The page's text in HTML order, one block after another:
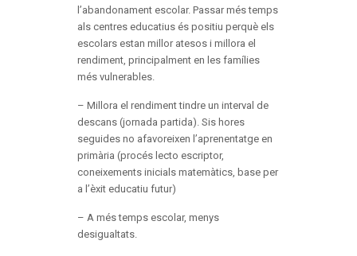
l’abandonament escolar. Passar més temps
als centres educatius és positiu perquè els
escolars estan millor atesos i millora el
rendiment, principalment en les famílies
més vulnerables.
– Millora el rendiment tindre un interval de
descans (jornada partida). Sis hores
seguides no afavoreixen l’aprenentatge en
primària (procés lecto escriptor,
coneixements inicials matemàtics, base per
a l’èxit educatiu futur)
– A més temps escolar, menys
desigualtats.